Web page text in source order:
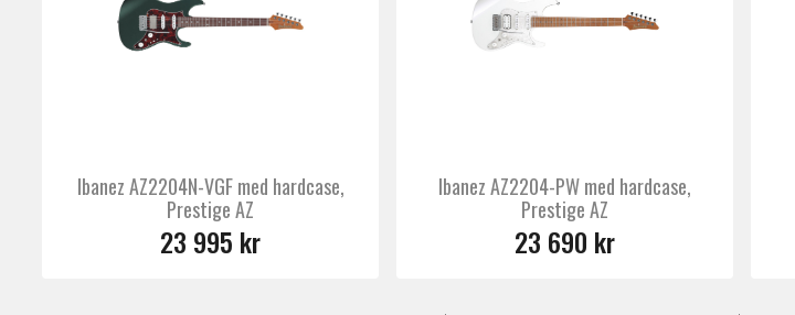
Ibanez AZ2204N-VGF med hardcase,
Prestige AZ
23 995 kr
Ibanez AZ2204-PW med hardcase,
Prestige AZ
23 690 kr